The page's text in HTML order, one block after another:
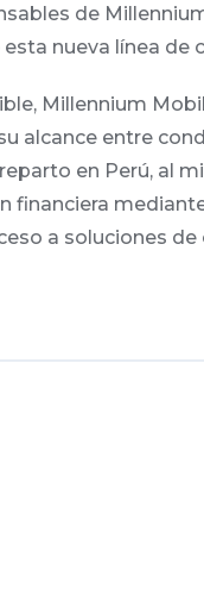
de
nueva línea de
Millennium
alcance entre
en Perú, al
financiera
a soluciones